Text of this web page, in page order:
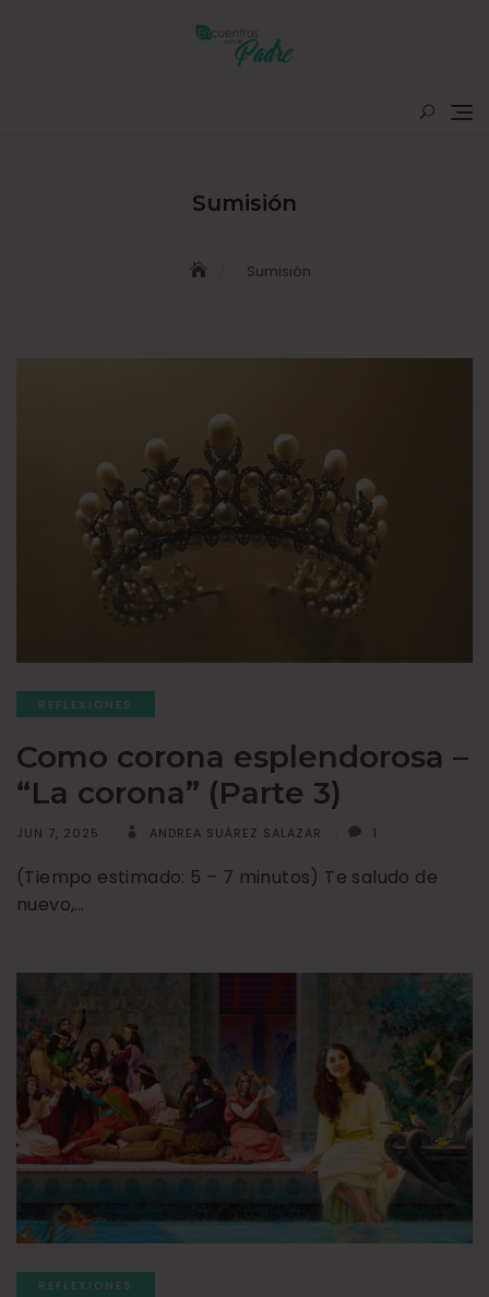
Sumisión
Sumisión
REFLEXIONES
Como corona esplendorosa –
“La corona” (Parte 3)
JUN 7, 2025 ANDREA SUÁREZ SALAZAR 1
(Tiempo estimado: 5 – 7 minutos) Te saludo de
nuevo,…
REFLEXIONES